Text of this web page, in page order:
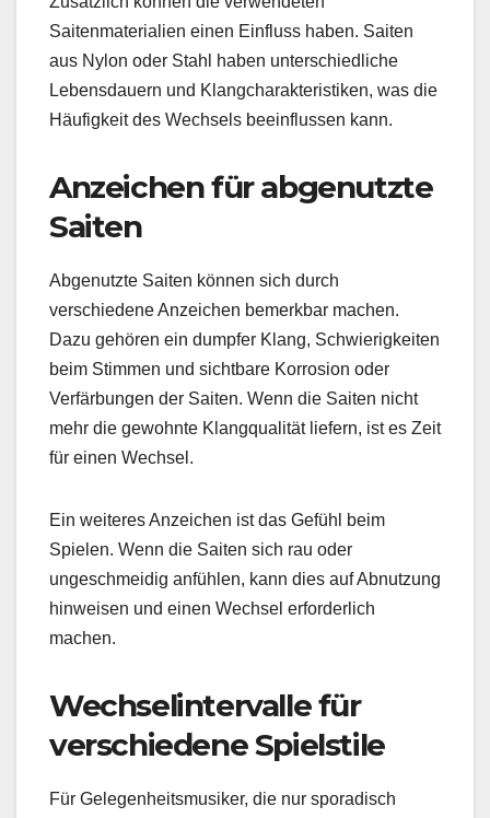
Saitenmaterialien einen Einfluss haben. Saiten
aus Nylon oder Stahl haben unterschiedliche
Lebensdauern und Klangcharakteristiken, was die
Häufigkeit des Wechsels beeinflussen kann.
Anzeichen für abgenutzte
Saiten
Abgenutzte Saiten können sich durch
verschiedene Anzeichen bemerkbar machen.
Dazu gehören ein dumpfer Klang, Schwierigkeiten
beim Stimmen und sichtbare Korrosion oder
Verfärbungen der Saiten. Wenn die Saiten nicht
mehr die gewohnte Klangqualität liefern, ist es Zeit
für einen Wechsel.
Ein weiteres Anzeichen ist das Gefühl beim
Spielen. Wenn die Saiten sich rau oder
ungeschmeidig anfühlen, kann dies auf Abnutzung
hinweisen und einen Wechsel erforderlich
machen.
Wechselintervalle für
verschiedene Spielstile
Für Gelegenheitsmusiker, die nur sporadisch